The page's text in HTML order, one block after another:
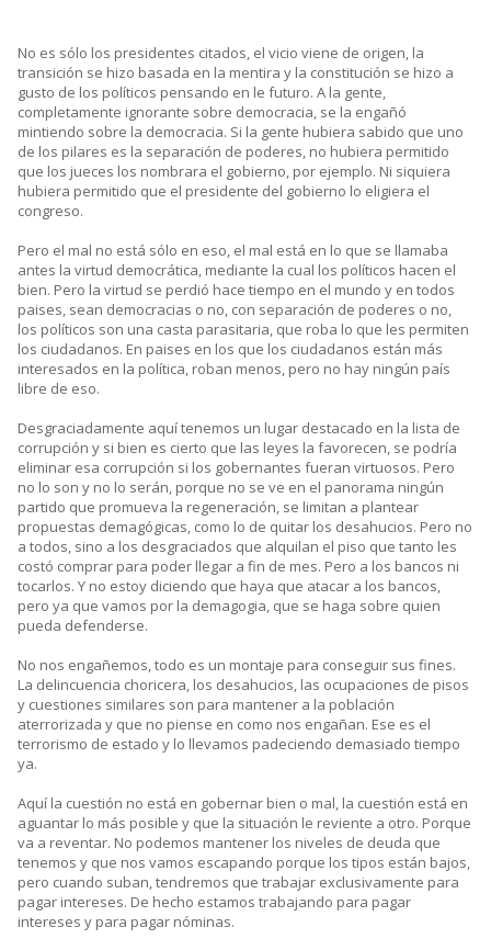
No es sólo los presidentes citados, el vicio viene de origen, la
transición se hizo basada en la mentira y la constitución se hizo a
gusto de los políticos pensando en le futuro. A la gente,
completamente ignorante sobre democracia, se la engañó
mintiendo sobre la democracia. Si la gente hubiera sabido que uno
de los pilares es la separación de poderes, no hubiera permitido
que los jueces los nombrara el gobierno, por ejemplo. Ni siquiera
hubiera permitido que el presidente del gobierno lo eligiera el
congreso.
Pero el mal no está sólo en eso, el mal está en lo que se llamaba
antes la virtud democrática, mediante la cual los políticos hacen el
bien. Pero la virtud se perdió hace tiempo en el mundo y en todos
paises, sean democracias o no, con separación de poderes o no,
los políticos son una casta parasitaria, que roba lo que les permiten
los ciudadanos. En paises en los que los ciudadanos están más
interesados en la política, roban menos, pero no hay ningún país
libre de eso.
Desgraciadamente aquí tenemos un lugar destacado en la lista de
corrupción y si bien es cierto que las leyes la favorecen, se podría
eliminar esa corrupción si los gobernantes fueran virtuosos. Pero
no lo son y no lo serán, porque no se ve en el panorama ningún
partido que promueva la regeneración, se limitan a plantear
propuestas demagógicas, como lo de quitar los desahucios. Pero no
a todos, sino a los desgraciados que alquilan el piso que tanto les
costó comprar para poder llegar a fin de mes. Pero a los bancos ni
tocarlos. Y no estoy diciendo que haya que atacar a los bancos,
pero ya que vamos por la demagogia, que se haga sobre quien
pueda defenderse.
No nos engañemos, todo es un montaje para conseguir sus fines.
La delincuencia choricera, los desahucios, las ocupaciones de pisos
y cuestiones similares son para mantener a la población
aterrorizada y que no piense en como nos engañan. Ese es el
terrorismo de estado y lo llevamos padeciendo demasiado tiempo
ya.
Aquí la cuestión no está en gobernar bien o mal, la cuestión está en
aguantar lo más posible y que la situación le reviente a otro. Porque
va a reventar. No podemos mantener los niveles de deuda que
tenemos y que nos vamos escapando porque los tipos están bajos,
pero cuando suban, tendremos que trabajar exclusivamente para
pagar intereses. De hecho estamos trabajando para pagar
intereses y para pagar nóminas.